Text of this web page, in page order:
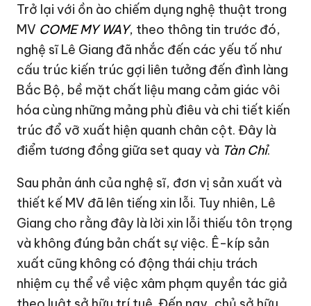
Trở lại với ồn ào chiếm dụng nghệ thuật trong
MV COME MY WAY, theo thông tin trước đó,
nghệ sĩ Lê Giang đã nhắc đến các yếu tố như
cấu trúc kiến trúc gợi liên tưởng đến đình làng
Bắc Bộ, bề mặt chất liệu mang cảm giác vôi
hóa cùng những mảng phù điêu và chi tiết kiến
trúc đổ vỡ xuất hiện quanh chân cột. Đây là
điểm tương đồng giữa set quay và Tàn Chỉ.
Sau phản ánh của nghệ sĩ, đơn vị sản xuất và
thiết kế MV đã lên tiếng xin lỗi. Tuy nhiên, Lê
Giang cho rằng đây là lời xin lỗi thiếu tôn trọng
và không đúng bản chất sự việc. Ê-kíp sản
xuất cũng không có động thái chịu trách
nhiệm cụ thể về việc xâm phạm quyền tác giả